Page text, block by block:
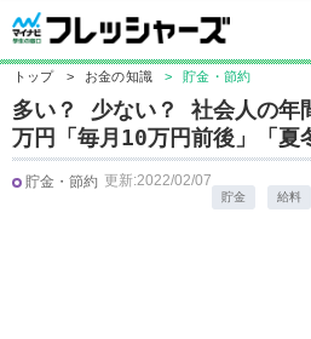
トップ > お金の知識 > 貯金・節約
多い？ 少ない？ 社会人の年
万円「毎月10万円前後」「夏
貯金・節約 更新:2022/02/07
貯金 給料